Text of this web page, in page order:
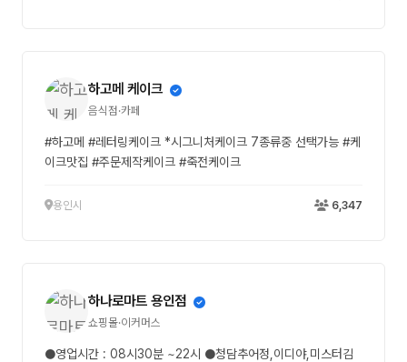
하고메 케이크
음식점·카페
#하고메 #레터링케이크 *시그니처케이크 7종류중 선택가능 #케
이크맛집 #주문제작케이크 #죽전케이크
용인시 6,347
하나로마트 용인점
쇼핑몰·이커머스
●영업시간 : 08시30분 ~22시 ●청담추어정,이디야,미스터김